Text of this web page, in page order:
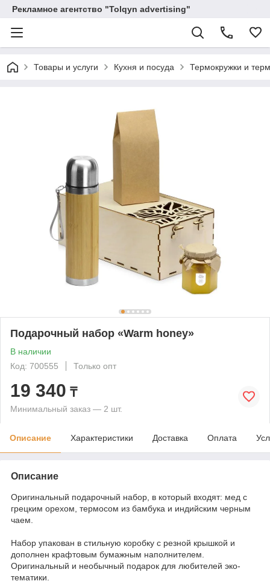
Рекламное агентство "Tolqyn advertising"
Товары и услуги Кухня и посуда Термокружки и
Подарочный набор «Warm honey»
В наличии
Код: 700555
Только опт
19 340 ₸
Минимальный заказ — 2 шт.
Описание Характеристики Доставка Оплата
Описание
Оригинальный подарочный набор, в который входят: мед с
грецким орехом, термосом из бамбука и индийским черным
чаем.
Набор упакован в стильную коробку с резной крышкой и
дополнен крафтовым бумажным наполнителем.
Оригинальный и необычный подарок для любителей эко-
тематики.